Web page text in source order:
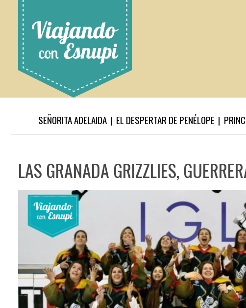
SEÑORITA ADELAIDA EL DESPERTAR DE PENÉLOPE
LAS GRANADA GRIZZLIES,